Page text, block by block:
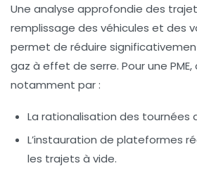
Une analyse approfondie des
remplissage des véhicules et des
permet de réduire
gaz à effet de serre. Pour une
notamment par :
La rationalisation des tournées
L’instauration de plateformes
les trajets à vide.